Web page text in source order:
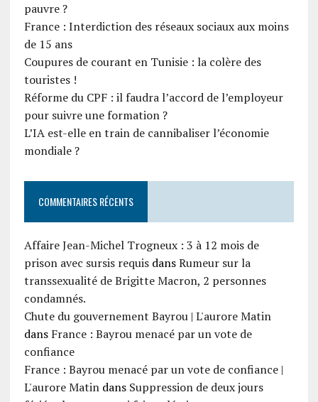
pauvre ?
France : Interdiction des réseaux sociaux aux moins
de 15 ans
Coupures de courant en Tunisie : la colère des
touristes !
Réforme du CPF : il faudra l’accord de l’employeur
pour suivre une formation ?
L’IA est-elle en train de cannibaliser l’économie
mondiale ?
COMMENTAIRES RÉCENTS
Affaire Jean-Michel Trogneux : 3 à 12 mois de
prison avec sursis requisdansRumeur sur la
transsexualité de Brigitte Macron, 2 personnes
condamnés.
Chute du gouvernement Bayrou | L'aurore Matin
dans France : Bayrou menacé par un vote de
confiance
France : Bayrou menacé par un vote de confiance |
L'aurore Matindans Suppression de deux jours